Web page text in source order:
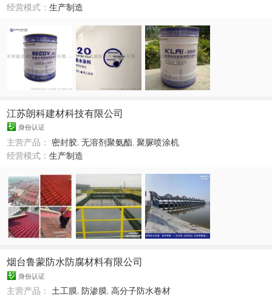
经营模式：生产制造
江苏朗科建材科技有限公司
身份认证
主营产品： 密封胶,无溶剂聚氨酯,聚脲喷涂机
经营模式：生产制造
烟台鲁蒙防水防腐材料有限公司
身份认证
主营产品：土工膜, 防渗膜,高分子防水卷材